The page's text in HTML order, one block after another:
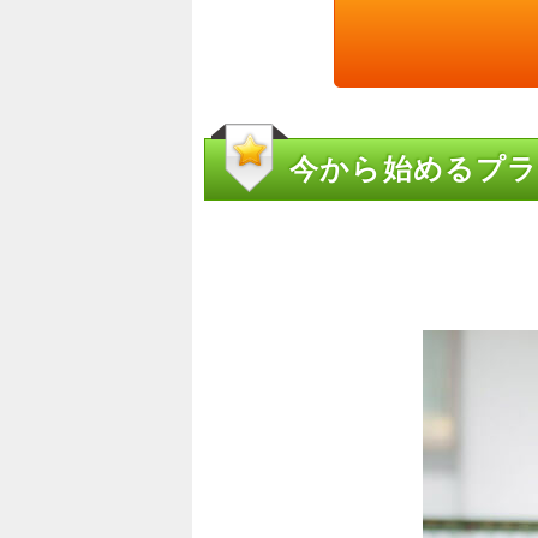
今から始めるプ